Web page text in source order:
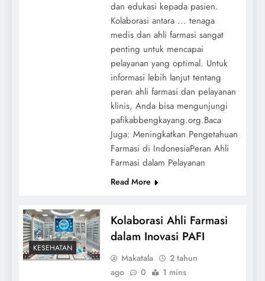
dan edukasi kepada pasien.
Kolaborasi antara ... tenaga
medis dan ahli farmasi sangat
penting untuk mencapai
pelayanan yang optimal. Untuk
informasi lebih lanjut tentang
peran ahli farmasi dan pelayanan
klinis, Anda bisa mengunjungi
pafikabbengkayang.org.Baca
Juga: Meningkatkan Pengetahuan
Farmasi di IndonesiaPeran Ahli
Farmasi dalam Pelayanan
Read More
KESEHATAN
Kolaborasi Ahli Farmasi
dalam Inovasi PAFI
Makatala
2 tahun
ago
0 1 mins